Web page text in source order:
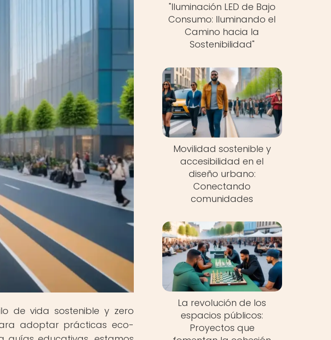
de vida sostenible y zero
adoptar prácticas eco-
"Iluminación LED de Bajo
Consumo: Iluminando el
Camino hacia la
Sostenibilidad"
Movilidad sostenible y
accesibilidad en el
diseño urbano:
Conectando
comunidades
La revolución de los
espacios públicos:
Proyectos que